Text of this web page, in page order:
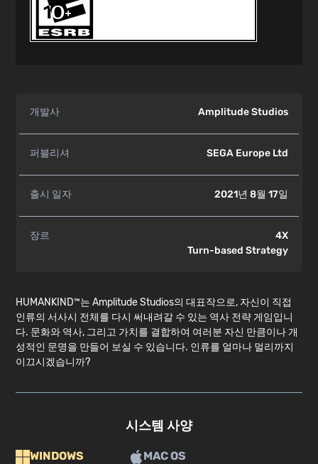
개발사 Amplitude Studios
퍼블리셔 SEGA Europe Ltd
출시 일자 2021년 8월 17일
장르
4X
Turn-based Strategy
HUMANKIND™는 Amplitude Studios의 대표작으로, 자신이 직접
인류의 서사시 전체를 다시 써내려갈 수 있는 역사 전략 게임입니
다. 문화와 역사, 그리고 가치를 결합하여 여러분 자신 만큼이나 개
성적인 문명을 만들어 보실 수 있습니다. 인류를 얼마나 멀리까지
이끄시겠습니까?
시스템 사양
WINDOWS MAC OS